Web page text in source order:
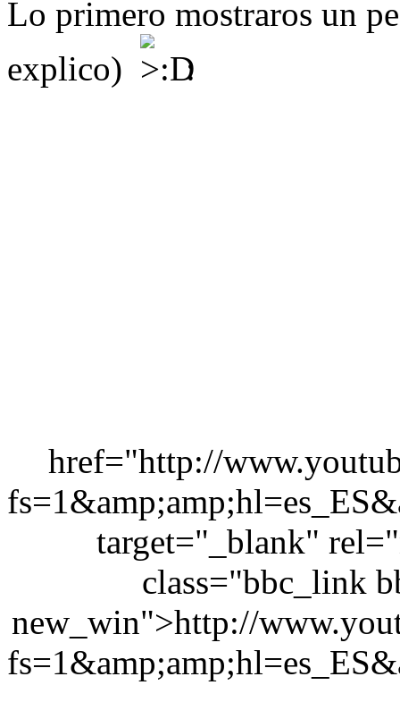
Lo primero mostraros un
explico)
:
href="http://
target="_blank"
class="bbc_link
new_win">http://